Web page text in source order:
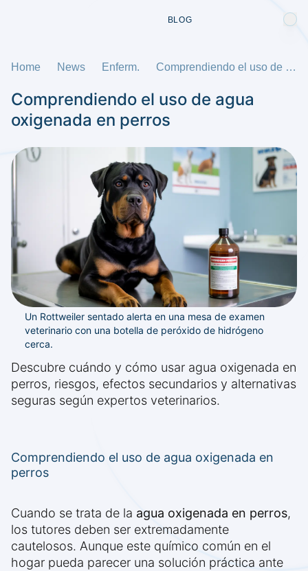
BLOG
Home News Enferm. Comprendiendo el uso de agua oxigenada en perros
Comprendiendo el uso de agua
oxigenada en perros
Un Rottweiler sentado alerta en una mesa de examen
veterinario con una botella de peróxido de hidrógeno
cerca.
Descubre cuándo y cómo usar agua oxigenada en
perros, riesgos, efectos secundarios y alternativas
seguras según expertos veterinarios.
Comprendiendo el uso de agua oxigenada en
perros
Cuando se trata de la agua oxigenada en perros,
los tutores deben ser extremadamente
cautelosos. Aunque este químico común en el
hogar pueda parecer una solución práctica ante